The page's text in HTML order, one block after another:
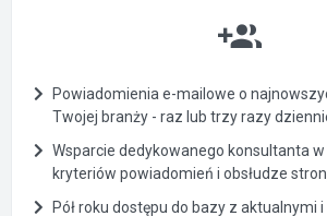
Powiadomienia e-mailowe o
Twojej branży - raz lub trzy razy
Wsparcie dedykowanego konsultanta
kryteriów powiadomień i obsłudze
Pół roku dostępu do bazy z aktualnymi